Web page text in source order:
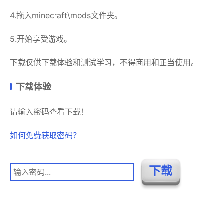
4.拖入minecraft\mods文件夹。
5.开始享受游戏。
下载仅供下载体验和测试学习，不得商用和正当使用。
下载体验
请输入密码查看下载！
如何免费获取密码？